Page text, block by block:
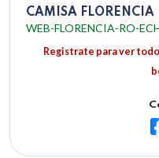
CAMISA FLORENCIA
WEB-FLORENCIA-RO-
Registrate para ver